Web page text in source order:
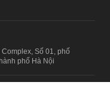
Số 01, phố
phố Hà Nội